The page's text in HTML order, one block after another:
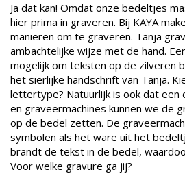
Ja dat kan! Omdat onze bedeltjes
hier prima in graveren. Bij KAYA
manieren om te graveren. Tanja
ambachtelijke wijze met de hand.
mogelijk om teksten op de zilveren
het sierlijke handschrift van Tanja.
lettertype? Natuurlijk is ook dat een
en graveermachines kunnen we de
op de bedel zetten. De
symbolen als het ware uit het
brandt de tekst in de bedel,
Voor welke gravure ga jij?